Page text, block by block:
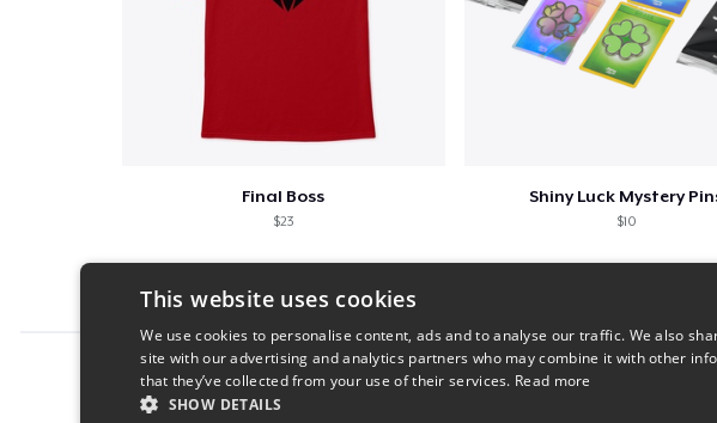
Final Boss
$23
Shiny Luck Mystery
$10
Report this product
This website uses cookies
We use cookies to personalise content, ads and to analyse our traffic. We also
site with our advertising and analytics partners who may combine it with other
that they’ve collected from your use of their services. Read more
SHOW DETAILS